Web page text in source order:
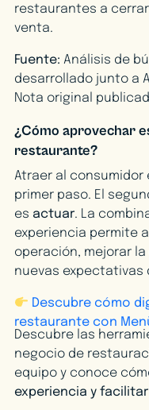
restaurantes a
venta.
Fuente: Análisis de
desarrollado junto a
Nota original
¿Cómo aprovechar
restaurante?
Atraer al consumidor
primer paso. El
es actuar. La
experiencia permite
operación, mejorar
nuevas expectativas
Descubre cómo
restaurante con
Descubre las
negocio de
equipo y conoce
experiencia y